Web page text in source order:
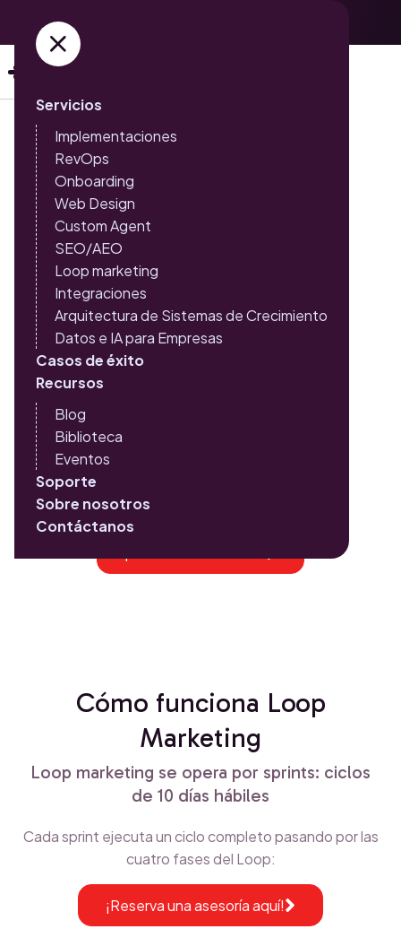
Servicios
Implementaciones
RevOps
Onboarding
Web Design
Custom Agent
SEO/AEO
Loop marketing
Integraciones
Arquitectura de Sistemas de Crecimiento
Datos e IA para Empresas
Casos de éxito
Recursos
Blog
Biblioteca
Eventos
Soporte
Sobre nosotros
Contáctanos
Inbound Marketing en
modo Loop: deja de
planear campañas y
empieza a operar
crecimiento
Ofrecemos un servicio de inbound marketing continuo,
impulsado por IA, que aprende, se adapta y mejora sus
resultados en cada ciclo de 10 días (sprint loop).
Combinamos metodologías ágiles, estrategia humana y
automatización inteligente para acelerar resultados
comerciales, integrando inteligencia artificial en todas
las fases del inbound marketing.
Cómo funciona Loop
Marketing
Loop marketing se opera por sprints: ciclos
de 10 días hábiles
Cada sprint ejecuta un ciclo completo pasando por las
cuatro fases del Loop:
¡Reserva una asesoría aquí!